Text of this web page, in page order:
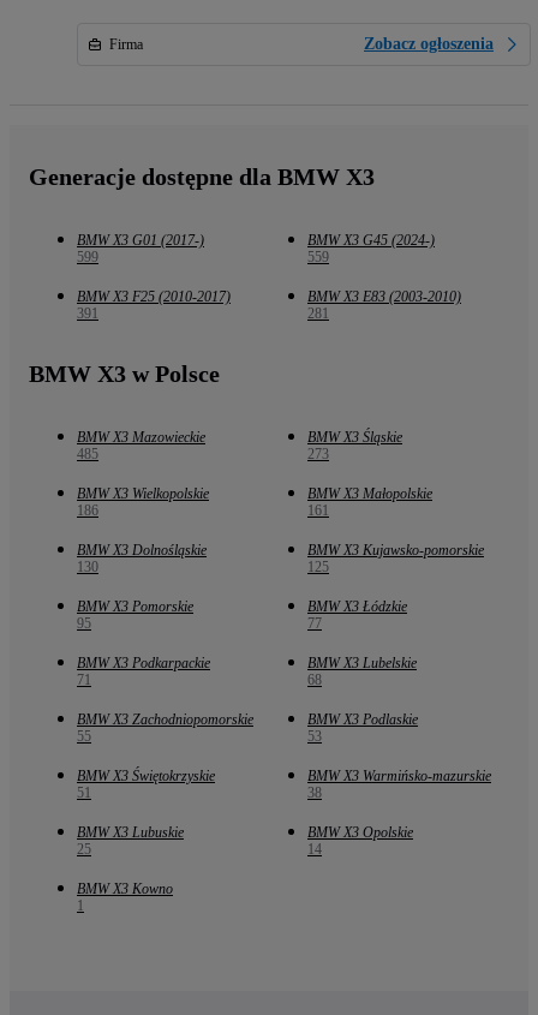
Firma Zobacz ogłoszenia
Generacje dostępne dla BMW X3
BMW X3 G01 (2017-)
599
BMW X3 G45 (2024-)
559
BMW X3 F25 (2010-2017)
391
BMW X3 E83 (2003-2010)
281
BMW X3 w Polsce
BMW X3 Mazowieckie
485
BMW X3 Śląskie
273
BMW X3 Wielkopolskie
186
BMW X3 Małopolskie
161
BMW X3 Dolnośląskie
130
BMW X3 Kujawsko-pomorskie
125
BMW X3 Pomorskie
95
BMW X3 Łódzkie
77
BMW X3 Podkarpackie
71
BMW X3 Lubelskie
68
BMW X3 Zachodniopomorskie
55
BMW X3 Podlaskie
53
BMW X3 Świętokrzyskie
51
BMW X3 Warmińsko-mazurskie
38
BMW X3 Lubuskie
25
BMW X3 Opolskie
14
BMW X3 Kowno
1